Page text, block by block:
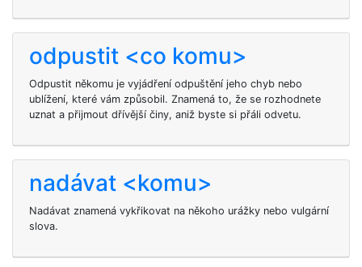
odpustit <co komu>
Odpustit někomu je vyjádření odpuštění jeho chyb nebo
ublížení, které vám způsobil. Znamená to, že se rozhodnete
uznat a přijmout dřívější činy, aniž byste si přáli odvetu.
nadávat <komu>
Nadávat znamená vykřikovat na někoho urážky nebo vulgární
slova.